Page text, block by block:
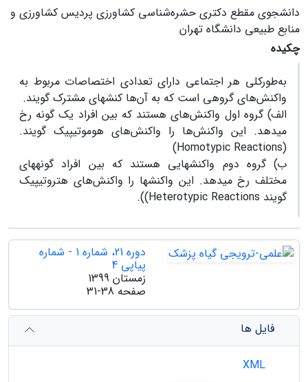
دانشجوی مقطع دکتری حشره‌شناسی کشاورزی پردیس کشاورزی و
منابع طبیعی دانشگاه تهران
چکیده
به‌طورکلی هر اجتماعی دارای تعدادی اختصاصات مربوط به
واکنش‌های گروهی است که به آن‌ها کنش­های مشترک گویند.
الف) گروه اول واکنش‌های هستند که بین افراد یک گونه رخ
می­دهد. این واکنش‌ها را واکنش‌های هوموتیپیک گویند.
(Homotypic Reactions)
ب) گروه دوم واکنش­هایی هستند که بین افراد گونه­های
مختلف رخ می­دهد. این واکنش­ها را واکنش‌های هتروتیپیک
گویند Heterotypic Reactions)).
دوره 21، شماره 1 - شماره
پیاپی 4
زمستان 1399
صفحه 31-38
فایل ها